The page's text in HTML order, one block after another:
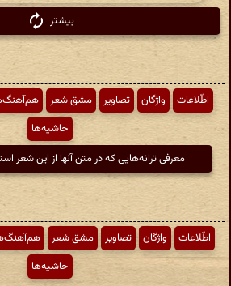
بیشتر
اطّلاعات واژگان تصاویر مشق شعر
حاشیه‌ها
معرفی ترانه‌هایی که در متن آنها از این شعر
اطّلاعات واژگان تصاویر مشق شعر
حاشیه‌ها